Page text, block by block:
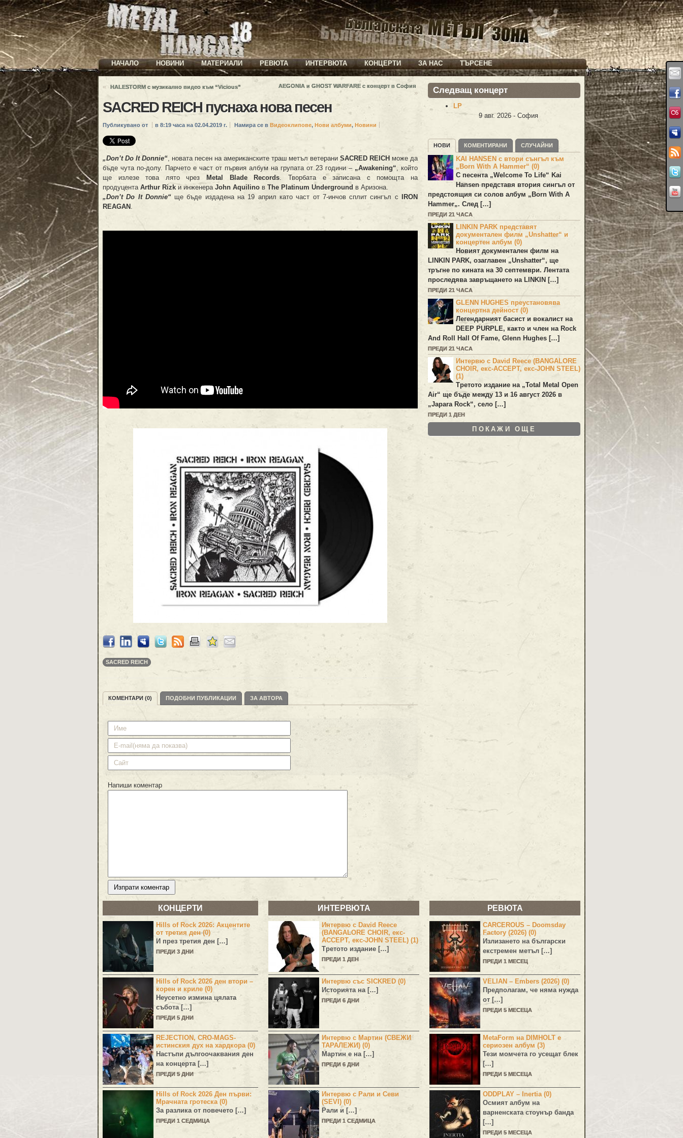
НАЧАЛО НОВИНИ МАТЕРИАЛИ РЕВЮТА ИНТЕРВЮТА КОНЦЕРТИ ЗА НАС ТЪРСЕНЕ
« HALESTORM с музикално видео към “Vicious” AEGONIA и GHOST WARFARE с концерт в София
»
SACRED REICH пуснаха нова песен
Публикувано от в 8:19 часа на 02.04.2019 г. Намира се в Видеоклипове, Нови албуми, Новини
„Don’t Do It Donnie“ , новата песен на американските траш метъл ветерани SACRED REICH може да
бъде чута по-долу. Парчето е част от първия албум на групата от 23 години –„Awakening“ , който
ще излезе това лято чрез
Metal Blade Records . Творбата е записана с помощта на
продуцента Arthur Rizk и инженера John Aquilino в The Platinum Underground в Аризона.
„Don’t Do It Donnie“ще бъде издадена на 19 април като част от 7-инчов сплит сингъл с
IRON
REAGAN
SACRED REICH
КОМЕНТАРИ (0) ПОДОБНИ ПУБЛИКАЦИИ ЗА АВТОРА
Напиши коментар
Следващ концерт
LP
9 авг. 2026 - София
НОВИ КОМЕНТИРАНИ СЛУЧАЙНИ
KAI HANSEN с втори сънгъл към
„Born With A Hammer“ (0)
С песента „Welcome To Life“ Kai
Hansenпредставя втория сингъл от
предстоящия си солов албум „ Born With A
Hammer„. След […]
ПРЕДИ 21 ЧАСА
LINKIN PARK представят
документален филм „Unshatter“ и
концертен албум (0)
Новият документален филм на
LINKIN PARK, озаглавен „Unshatter“, ще
тръгне по кината на 30 септември. Лентата
проследява завръщането наLINKIN […]
ПРЕДИ 21 ЧАСА
GLENN HUGHES преустановява
концертна дейност (0)
Легендарният басист и вокалист на
DEEP PURPLE, както и член на Rock
And Roll Hall Of Fame, Glenn Hughes […]
ПРЕДИ 21 ЧАСА
Интервю с David Reece (BANGALORE
CHOIR, екс-ACCEPT, екс-JOHN STEEL)
(1)
Третото издание на „Total Metal Open
Air“ ще бъде между 13 и 16 август 2026 в
„Japara Rock“, село […]
ПРЕДИ 1 ДЕН
ПОКАЖИ ОЩЕ
КОНЦЕРТИ
Hills of Rock 2026: Акцентите
от третия ден (0)
И през третия ден […]
ПРЕДИ 3 ДНИ
Hills of Rock 2026 ден втори –
корен и криле (0)
Неусетно измина цялата
събота […]
ПРЕДИ 5 ДНИ
REJECTION, CRO-MAGS-
истинския дух на хардкора (0)
Настъпи дългоочаквания ден
на концерта […]
ПРЕДИ 5 ДНИ
Hills of Rock 2026 Ден първи:
Мрачната гротеска (0)
За разлика от повечето […]
ПРЕДИ 1 СЕДМИЦА
ИНТЕРВЮТА
Интервю с David Reece
(BANGALORE CHOIR, екс-
ACCEPT, екс-JOHN STEEL) (1)
Третото издание […]
ПРЕДИ 1 ДЕН
Интервю със SICKRED (0)
Историята на […]
ПРЕДИ 6 ДНИ
Интервю с Мартин (СВЕЖИ
ТАРАЛЕЖИ) (0)
Мартин е на […]
ПРЕДИ 6 ДНИ
Интервю с Рали и Севи
(SEVI) (0)
Рали и […]
ПРЕДИ 1 СЕДМИЦА
РЕВЮТА
CARCEROUS – Doomsday
Factory (2026) (0)
Излизането на български
екстремен метъл […]
ПРЕДИ 1 МЕСЕЦ
VELIAN – Embers (2026) (0)
Предполагам, че няма нужда
от […]
ПРЕДИ 5 МЕСЕЦА
MetaForm на DIMHOLT е
сериозен албум (3)
Тези момчета го усещат блек
[…]
ПРЕДИ 5 МЕСЕЦА
ODDPLAY – Inertia (0)
Осмият албум на
варненската стоунър банда
[…]
ПРЕДИ 5 МЕСЕЦА